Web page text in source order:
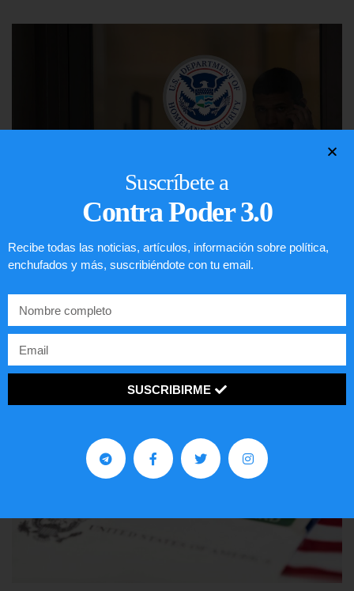
Comunistas no son bienvenidos en
LEER ARTÍCULO...
Suscríbete a
Contra Poder 3.0
Recibe todas las noticias, artículos, información sobre política,
enchufados y más, suscribiéndote con tu email.
SUSCRIBIRME